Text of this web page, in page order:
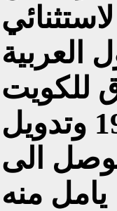
العربية
للكويت
في 10 اب / اغسطس 1990 وتدويل
الى
منه